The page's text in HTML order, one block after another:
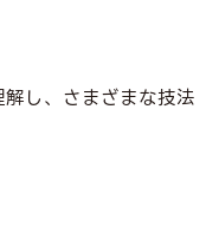
し、さまざまな技法